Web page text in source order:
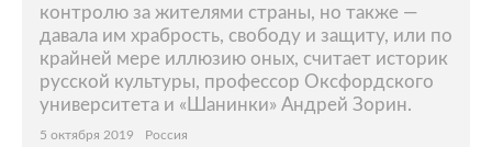
контролю за жителями страны, но также —
давала им храбрость, свободу и защиту, или по
крайней мере иллюзию оных, считает историк
русской культуры, профессор Оксфордского
университета и «Шанинки» Андрей Зорин.
5 октября 2019 Россия